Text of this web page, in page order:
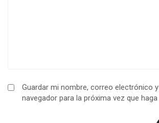
Guardar mi nombre, correo electrónico
navegador para la próxima vez que